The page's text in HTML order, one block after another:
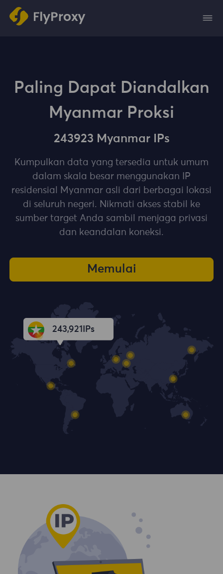
Paling Dapat Diandalkan
Myanmar Proksi
243923 Myanmar IPs
Kumpulkan data yang tersedia untuk umum
dalam skala besar menggunakan IP
residensial Myanmar asli dari berbagai lokasi
di seluruh negeri. Nikmati akses stabil ke
sumber target Anda sambil menjaga privasi
dan keandalan koneksi.
Memulai
243,923 IPs